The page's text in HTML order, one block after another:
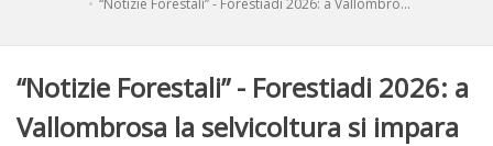
“Notizie Forestali” - Forestiadi 2026: a Vallombro...
“Notizie Forestali” - Forestiadi 2026: a
Vallombrosa la selvicoltura si impara